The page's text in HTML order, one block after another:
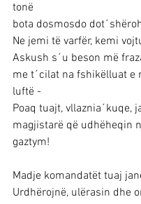
tonë
bota dosmosdo
Ne jemi të varfër, kemi
Askush s´u beson më
me t´cilat na fshikëlluat e
luftë -
Poaq tuajt, vllaznia´kuqe,
magjistarë që udhëheqin
gaztym!
Madje komandatët tuaj
Urdhërojnë, ulërasin dhe